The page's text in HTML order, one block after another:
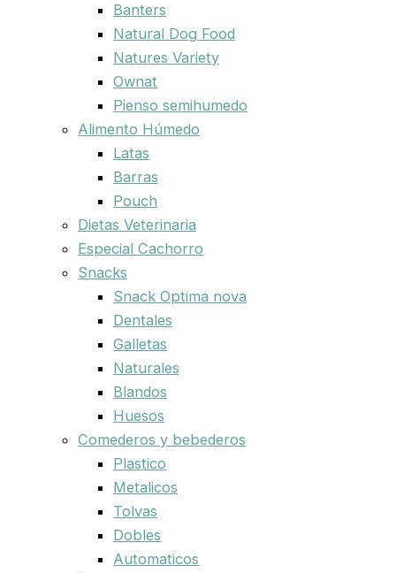
Banters
Natural Dog Food
Natures Variety
Ownat
Pienso semihumedo
Alimento Húmedo
Latas
Barras
Pouch
Dietas Veterinaria
Especial Cachorro
Snacks
Snack Optima nova
Dentales
Galletas
Naturales
Blandos
Huesos
Comederos y bebederos
Plastico
Metalicos
Tolvas
Dobles
Automaticos